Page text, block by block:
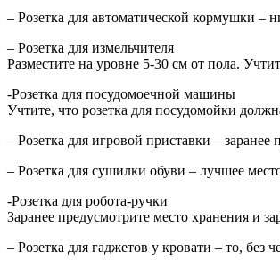
– Розетка для автоматической кормушки –
– Розетка для измельчителя
Разместите на уровне 5-30 см от пола.
-Розетка для посудомоечной машины
Учтите, что розетка для посудомойки
– Розетка для игровой приставки –
– Розетка для сушилки обуви – лучшее
-Розетка для робота-ручки
Заранее предусмотрите место хранения и
– Розетка для гаджетов у кровати – то, без